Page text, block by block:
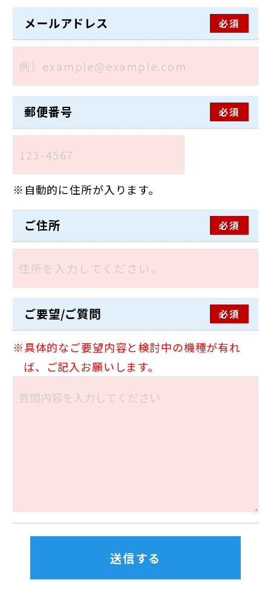
メールアドレス 必須
郵便番号 必須
自動的に住所が入ります。
ご住所 必須
ご要望/ご質問 必須
具体的なご要望内容と検討中の機種が有れ
ば、ご記入お願いします。